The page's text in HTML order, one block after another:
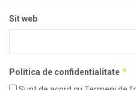
Sit web
Politica de confidentialitate *